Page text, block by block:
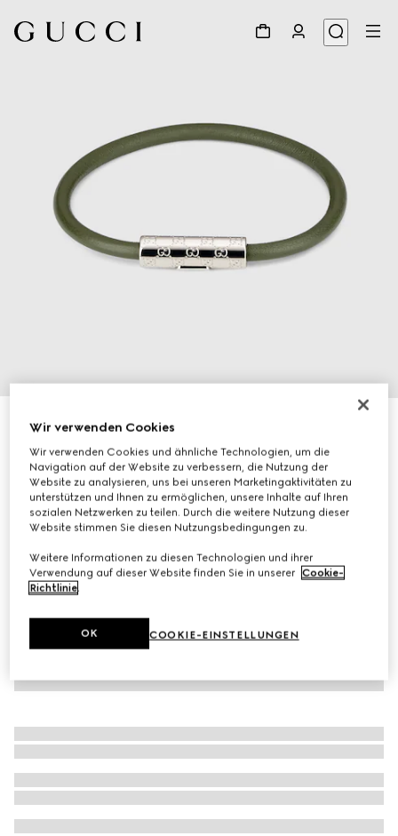
Armband mit GG Detail
€ 220
Variantenwaldgrünes Leder
Wir verwenden Cookies
Wir verwenden Cookies und ähnliche Technologien, um die
Navigation auf der Website zu verbessern, die Nutzung der
Website zu analysieren, uns bei unseren Marketingaktivitäten zu
unterstützen und Ihnen zu ermöglichen, unsere Inhalte auf Ihren
sozialen Netzwerken zu teilen. Durch die weitere Nutzung dieser
Website stimmen Sie diesen Nutzungsbedingungen zu.
Weitere Informationen zu diesen Technologien und ihrer
Verwendung auf dieser Website finden Sie in unserer Cookie-
Richtlinie.
COOKIE-EINSTELLUNGEN
OK